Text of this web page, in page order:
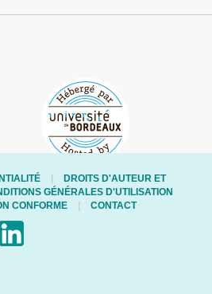
DROITS D'AUTEUR ET
GÉNÉRALES D'UTILISATION
CONFORME
CONTACT